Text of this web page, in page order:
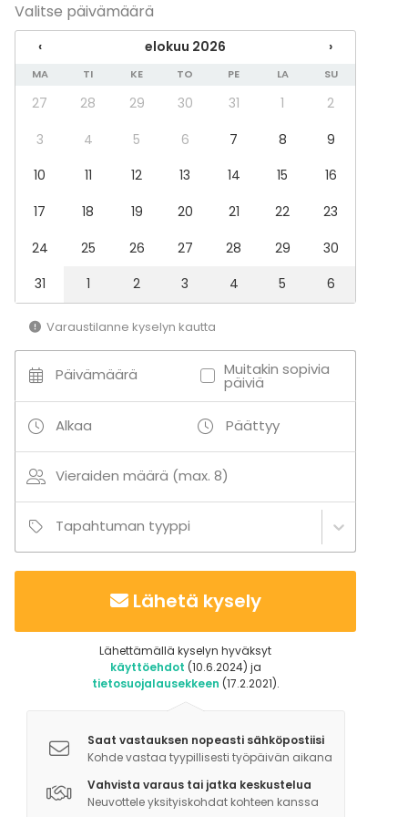
Valitse päivämäärä
‹ elokuu 2026 ›
MA TI KE TO PE LA SU
27 28 29 30 31 1
2
3
4 5 6 7 8
9
10
11 12 13 14 15
16
17
18 19 20 21 22
23
24
25 26 27 28 29
30
31
1 2 3 4 5 6
Varaustilanne kyselyn kautta
Päivämäärä Muitakin sopivia
päiviä
Alkaa Päättyy
Vieraiden määrä (max. 8)
Tapahtuman tyyppi
Lähetä kysely
Lähettämällä kyselyn hyväksyt
käyttöehdot (10.6.2024) ja
tietosuojalausekkeen (17.2.2021).
Saat vastauksen nopeasti sähköpostiisi
Kohde vastaa tyypillisesti työpäivän aikana
Vahvista varaus tai jatka keskustelua
Neuvottele yksityiskohdat kohteen kanssa